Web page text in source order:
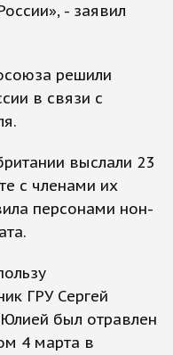
- заявил
решили
в связи с
выслали 23
с членами их
персонами нон-
ГРУ Сергей
был отравлен
4 марта в